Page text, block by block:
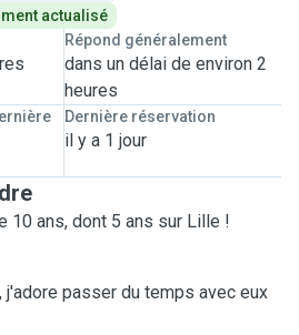
actualisé
Répond généralement
dans un délai de environ 2
heures
Dernière réservation
il y a 1 jour
10 ans, dont 5 ans sur Lille !
j'adore passer du temps avec eux